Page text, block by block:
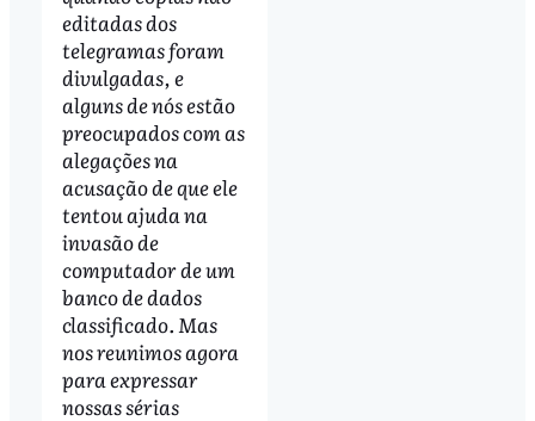
editadas dos
telegramas foram
divulgadas, e
alguns de nós estão
preocupados com as
alegações na
acusação de que ele
tentou ajuda na
invasão de
computador de um
banco de dados
classificado. Mas
nos reunimos agora
para expressar
nossas sérias